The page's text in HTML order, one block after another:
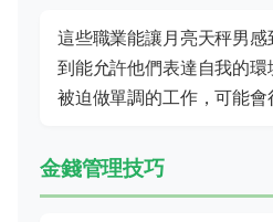
這些職業能讓月亮天秤男
到能允許他們表達自我的
被迫做單調的工作，可能會
金錢管理技巧